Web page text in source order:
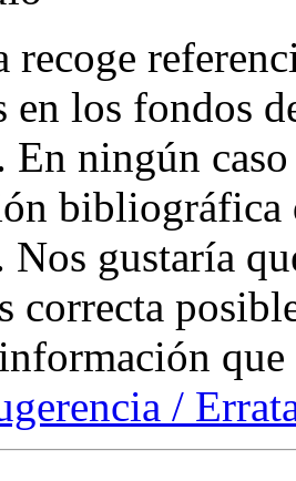
recoge
en los fondos
En ningún
bibliográfica
Nos gustaría
correcta
/